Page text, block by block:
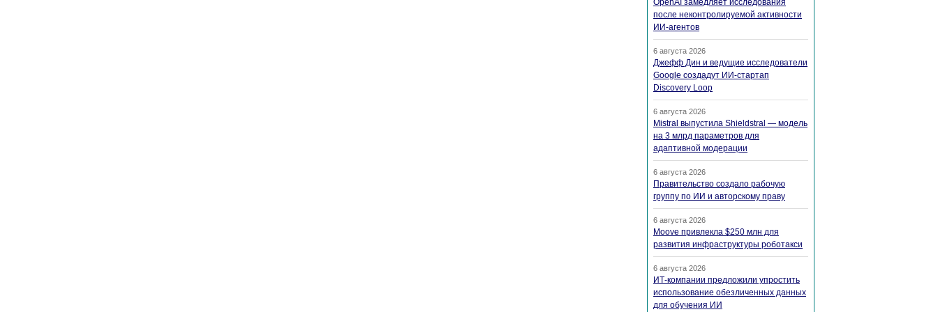
OpenAI замедляет исследования
после неконтролируемой активности
ИИ-агентов
6 августа 2026
Джефф Дин и ведущие исследователи
Google создадут ИИ-стартап
Discovery Loop
6 августа 2026
Mistral выпустила Shieldstral — модель
на 3 млрд параметров для
адаптивной модерации
6 августа 2026
Правительство создало рабочую
группу по ИИ и авторскому праву
6 августа 2026
Moove привлекла $250 млн для
развития инфраструктуры роботакси
6 августа 2026
ИТ-компании предложили упростить
использование обезличенных данных
для обучения ИИ